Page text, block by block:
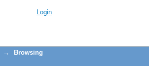
Login
→
Browsing